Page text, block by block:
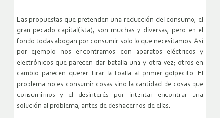
Las propuestas que pretenden una reducción del consumo, el
gran pecado capital(ista), son muchas y diversas, pero en el
fondo todas abogan por consumir solo lo que necesitamos. Así
por ejemplo nos encontramos con aparatos eléctricos y
electrónicos que parecen dar batalla una y otra vez; otros en
cambio parecen querer tirar la toalla al primer golpecito. El
problema no es consumir cosas sino la cantidad de cosas que
consumimos y el desinterés por intentar encontrar una
solución al problema, antes de deshacernos de ellas.